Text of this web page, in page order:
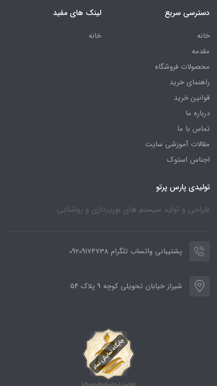
دسترسی سریع
خانه
مقدمه
محصولات فروشگاه
راهنمای خرید
قوانین خرید
درباره ما
تماس با ما
مقالات آموزشی سایت
اجناس استوک
لینک های مفید
خانه
تولیدی پارس پرتو
طراحی و تولید سیستم های نورپردازی و روشنایی
پشتیبانی واتساب تلگرام 09209174738
شیراز خیابان تحویلی کوچه 9 پلاک 54